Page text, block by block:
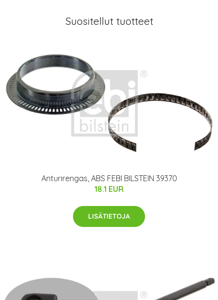
Suositellut tuotteet
Anturirengas, ABS FEBI BILSTEIN 39370
18.1 EUR
LISÄTIETOJA